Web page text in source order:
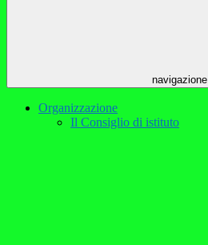
navigazione
Organizzazione
Il Consiglio di istituto